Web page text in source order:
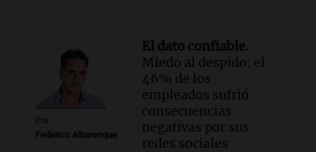
Por
Federico Albarenque
El dato confiable.
Miedo al despido: el
46% de los
empleados sufrió
consecuencias
negativas por sus
redes sociales